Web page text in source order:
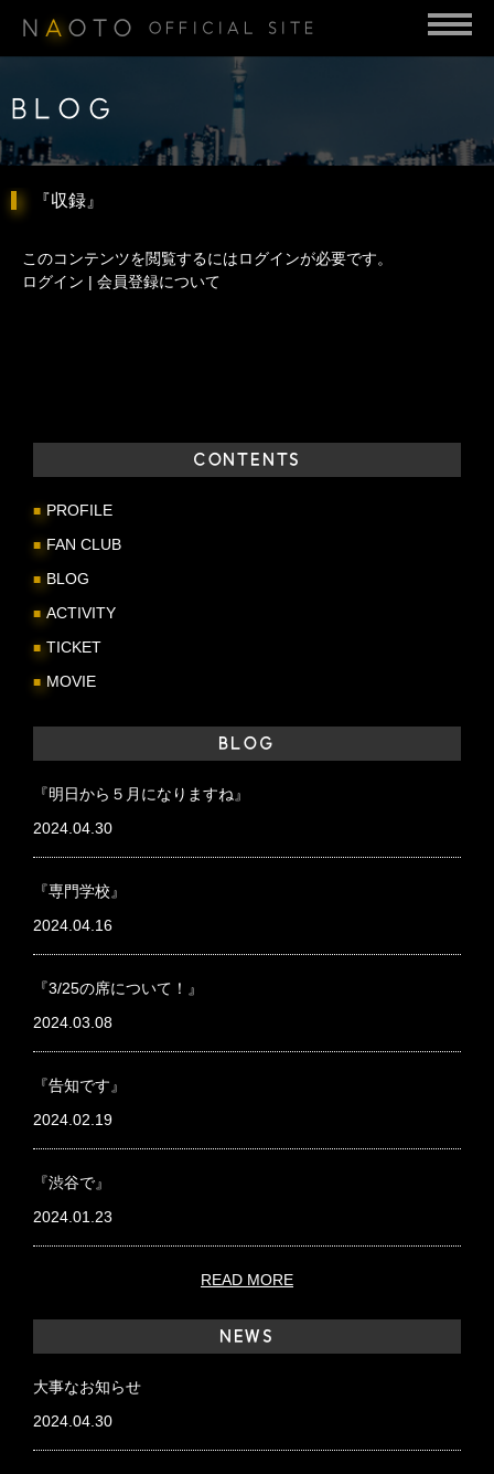
N A OTO OFFICIAL SITE
BLOG
『収録』
このコンテンツを閲覧するにはログインが必要です。
ログイン | 会員登録について
CONTENTS
PROFILE
FAN CLUB
BLOG
ACTIVITY
TICKET
MOVIE
BLOG
『明日から５月になりますね』
2024.04.30
『専門学校』
2024.04.16
『3/25の席について！』
2024.03.08
『告知です』
2024.02.19
『渋谷で』
2024.01.23
READ MORE
NEWS
大事なお知らせ
2024.04.30